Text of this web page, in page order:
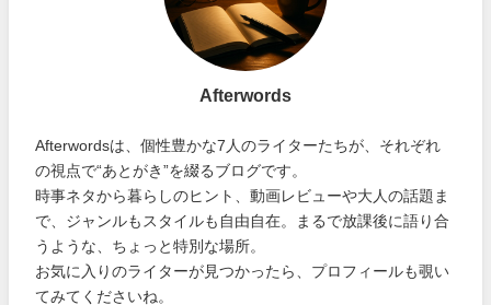
Afterwords
Afterwordsは、個性豊かな7人のライターたちが、それぞれ
の視点で“あとがき”を綴るブログです。
時事ネタから暮らしのヒント、動画レビューや大人の話題ま
で、ジャンルもスタイルも自由自在。まるで放課後に語り合
うような、ちょっと特別な場所。
お気に入りのライターが見つかったら、プロフィールも覗い
てみてくださいね。